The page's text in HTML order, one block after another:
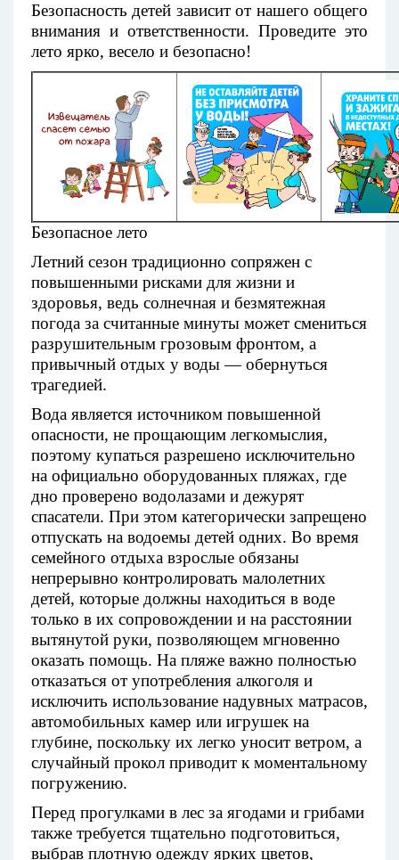
Безопасность детей зависит от нашего общего
внимания и ответственности. Проведите это
лето ярко, весело и безопасно!
Безопасное лето
Летний сезон традиционно сопряжен с
повышенными рисками для жизни и
здоровья, ведь солнечная и безмятежная
погода за считанные минуты может смениться
разрушительным грозовым фронтом, а
привычный отдых у воды — обернуться
трагедией.
Вода является источником повышенной
опасности, не прощающим легкомыслия,
поэтому купаться разрешено исключительно
на официально оборудованных пляжах, где
дно проверено водолазами и дежурят
спасатели. При этом категорически запрещено
отпускать на водоемы детей одних. Во время
семейного отдыха взрослые обязаны
непрерывно контролировать малолетних
детей, которые должны находиться в воде
только в их сопровождении и на расстоянии
вытянутой руки, позволяющем мгновенно
оказать помощь. На пляже важно полностью
отказаться от употребления алкоголя и
исключить использование надувных матрасов,
автомобильных камер или игрушек на
глубине, поскольку их легко уносит ветром, а
случайный прокол приводит к моментальному
погружению.
Перед прогулками в лес за ягодами и грибами
также требуется тщательно подготовиться,
выбрав плотную одежду ярких цветов,